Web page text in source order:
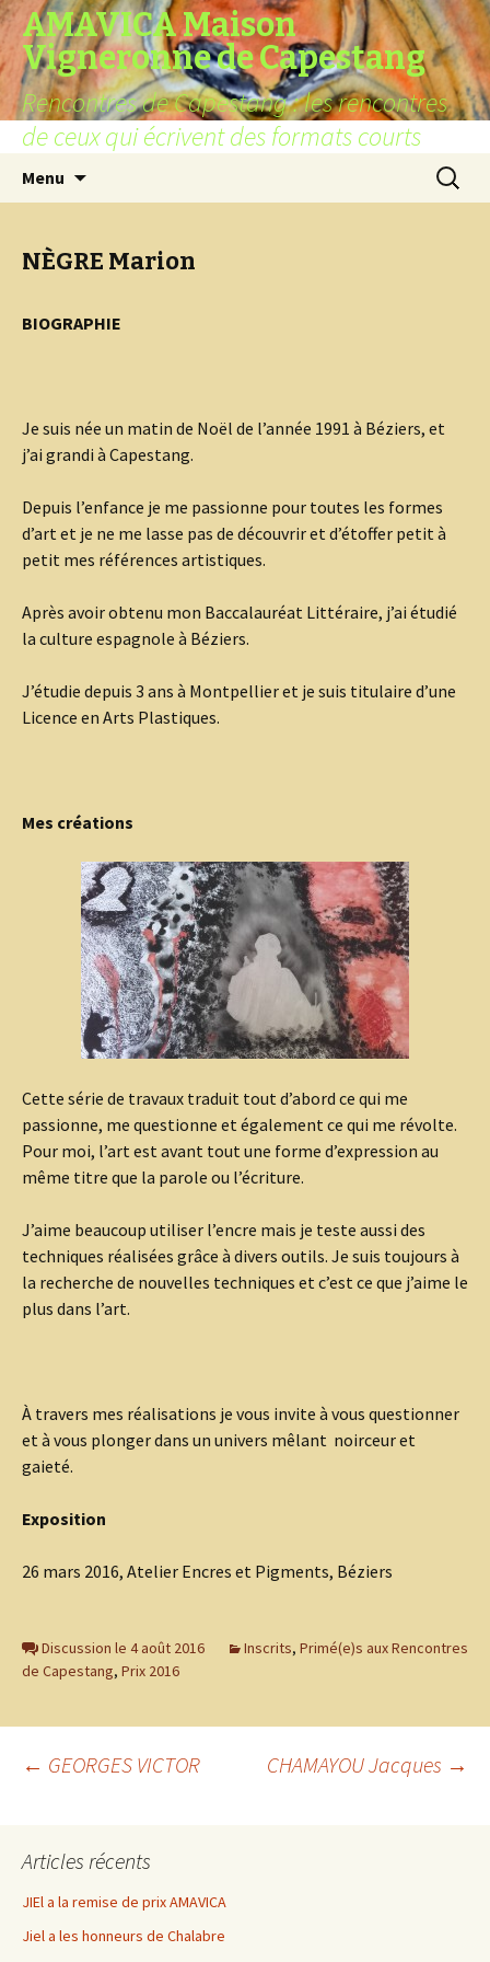
AMAVICA Maison
Vigneronne de Capestang
Rencontres de Capestang : les rencontres
de ceux qui écrivent des formats courts
Menu
NÈGRE Marion
BIOGRAPHIE
Je suis née un matin de Noël de l’année 1991 à Béziers, et
j’ai grandi à Capestang.
Depuis l’enfance je me passionne pour toutes les formes
d’art et je ne me lasse pas de découvrir et d’étoffer petit à
petit mes références artistiques.
Après avoir obtenu mon Baccalauréat Littéraire, j’ai étudié
la culture espagnole à Béziers.
J’étudie depuis 3 ans à Montpellier et je suis titulaire d’une
Licence en Arts Plastiques.
Mes créations
Cette série de travaux traduit tout d’abord ce qui me
passionne, me questionne et également ce qui me révolte.
Pour moi, l’art est avant tout une forme d’expression au
même titre que la parole ou l’écriture.
J’aime beaucoup utiliser l’encre mais je teste aussi des
techniques réalisées grâce à divers outils. Je suis toujours à
la recherche de nouvelles techniques et c’est ce que j’aime le
plus dans l’art.
À travers mes réalisations je vous invite à vous questionner
et à vous plonger dans un univers mêlant noirceur et
gaieté.
Exposition
26 mars 2016, Atelier Encres et Pigments, Béziers
Discussion le 4 août 2016 Inscrits, Primé(e)s aux Rencontres
de Capestang, Prix 2016
Navigation
des
articles
← GEORGES VICTOR CHAMAYOU Jacques →
Articles récents
JIEl a la remise de prix AMAVICA
Jiel a les honneurs de Chalabre